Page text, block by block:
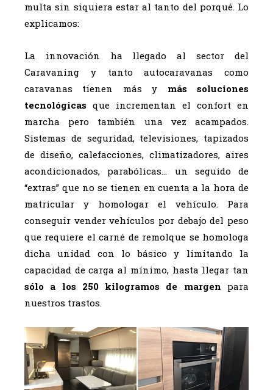
multa sin siquiera estar al tanto del porqué. Lo
explicamos:
La innovación ha llegado al sector del
Caravaning y tanto autocaravanas como
caravanas tienen más y más soluciones
tecnológicas que incrementan el confort en
marcha pero también una vez acampados.
Sistemas de seguridad, televisiones, tapizados
de diseño, calefacciones, climatizadores, aires
acondicionados, parabólicas… un seguido de
“extras” que no se tienen en cuenta a la hora de
matricular y homologar el vehículo. Para
conseguir vender vehículos por debajo del peso
que requiere el carné de remolque se homologa
dicha unidad con lo básico y limitando la
capacidad de carga al mínimo, hasta llegar tan
sólo a los 250 kilogramos de margen para
nuestros trastos.